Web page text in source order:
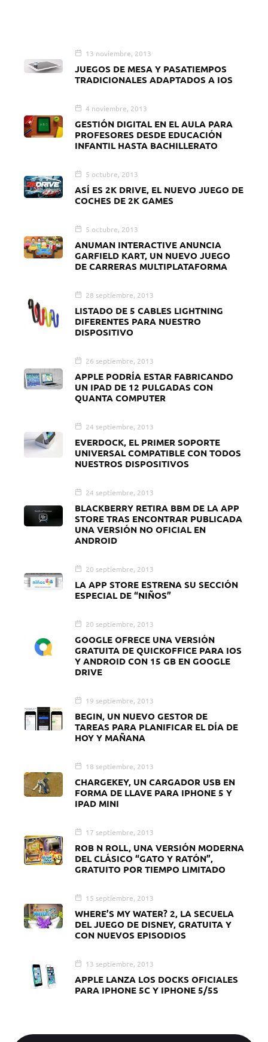
13 noviembre, 2013
JUEGOS DE MESA Y PASATIEMPOS
TRADICIONALES ADAPTADOS A IOS
4 noviembre, 2013
GESTIÓN DIGITAL EN EL AULA PARA
PROFESORES DESDE EDUCACIÓN
INFANTIL HASTA BACHILLERATO
5 octubre, 2013
ASÍ ES 2K DRIVE, EL NUEVO JUEGO DE
COCHES DE 2K GAMES
5 octubre, 2013
ANUMAN INTERACTIVE ANUNCIA
GARFIELD KART, UN NUEVO JUEGO
DE CARRERAS MULTIPLATAFORMA
28 septiembre, 2013
LISTADO DE 5 CABLES LIGHTNING
DIFERENTES PARA NUESTRO
DISPOSITIVO
26 septiembre, 2013
APPLE PODRÍA ESTAR FABRICANDO
UN IPAD DE 12 PULGADAS CON
QUANTA COMPUTER
24 septiembre, 2013
EVERDOCK, EL PRIMER SOPORTE
UNIVERSAL COMPATIBLE CON TODOS
NUESTROS DISPOSITIVOS
24 septiembre, 2013
BLACKBERRY RETIRA BBM DE LA APP
STORE TRAS ENCONTRAR PUBLICADA
UNA VERSIÓN NO OFICIAL EN
ANDROID
20 septiembre, 2013
LA APP STORE ESTRENA SU SECCIÓN
ESPECIAL DE “NIÑOS”
20 septiembre, 2013
GOOGLE OFRECE UNA VERSIÓN
GRATUITA DE QUICKOFFICE PARA IOS
Y ANDROID CON 15 GB EN GOOGLE
DRIVE
19 septiembre, 2013
BEGIN, UN NUEVO GESTOR DE
TAREAS PARA PLANIFICAR EL DÍA DE
HOY Y MAÑANA
18 septiembre, 2013
CHARGEKEY, UN CARGADOR USB EN
FORMA DE LLAVE PARA IPHONE 5 Y
IPAD MINI
17 septiembre, 2013
ROB N ROLL, UNA VERSIÓN MODERNA
DEL CLÁSICO “GATO Y RATÓN”,
GRATUITO POR TIEMPO LIMITADO
15 septiembre, 2013
WHERE’S MY WATER? 2, LA SECUELA
DEL JUEGO DE DISNEY, GRATUITA Y
CON NUEVOS EPISODIOS
13 septiembre, 2013
APPLE LANZA LOS DOCKS OFICIALES
PARA IPHONE 5C Y IPHONE 5/5S